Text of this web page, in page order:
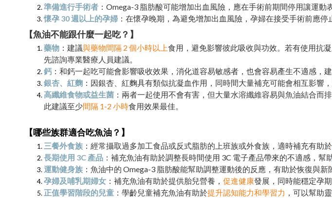
準備進行手術者 ：Omega-3 脂肪酸可能增加出血風險，應在手術前期間停用讓運動
懷孕 30 週以上的孕婦 ：在懷孕晚期，為避免增加出血風險，孕婦在接受手術前應停
【魚油不能跟什麼一起吃？】
藥物 ：建議與藥物間隔 2 個小時以上食用，避免影響彼此吸收與功效。若有使用抗
先諮詢專業醫療人員建議。
鈣 ：和鈣一起吃可能會影響吸收效果，消化道容易敏感者，也會容易產生不適感，
銀杏、紅麴 ：因銀杏、紅麴具有類似抗凝血作用，同時間大量補充可能會相互影響
高纖維食物或益生菌 ：兩者一起使用不會有害，但大量水溶纖維容易與魚油結合而
此建議至少間隔 1-2 小時食用效果最佳。
【哪些族群適合吃魚油？】
三餐外食族 ：經常攝取過多加工食品或反式脂肪的上班族或外食族，適時補充有助於
長期使用 3C 產品 ：補充魚油有助於調整長時間使用 3C 電子產品帶來的不適感，幫
運動健身族 ：魚油中的 Omega-3 脂肪酸能幫助調整運動後的反應，有助於恢復與新
孕婦及哺乳期婦女 ：補充魚油有助於提供胎兒營養， 促進健康發展，同時能穩定孕期
正值學習階段的兒童 ：學齡兒童補充魚油有助於提升認知能力和學習力 ，可以幫助